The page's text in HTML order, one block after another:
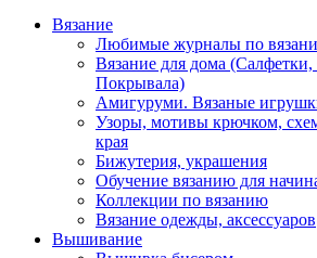
Вязание
Любимые журналы по
Вязание для дома
Покрывала)
Амигуруми. Вязаные
Узоры, мотивы крючком,
края
Бижутерия, украшения
Обучение вязанию для
Коллекции по вязанию
Вязание одежды, аксессуаров
Вышивание